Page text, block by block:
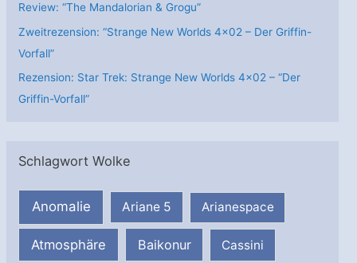
Review: “The Mandalorian & Grogu”
Zweitrezension: “Strange New Worlds 4×02 – Der Griffin-
Vorfall”
Rezension: Star Trek: Strange New Worlds 4×02 – “Der
Griffin-Vorfall”
Schlagwort Wolke
Anomalie Ariane 5 Arianespace
Atmosphäre Baikonur Cassini